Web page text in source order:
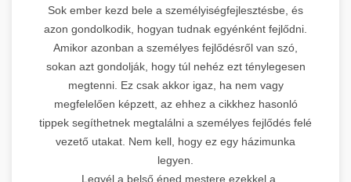
Sok ember kezd bele a személyiségfejlesztésbe, és
azon gondolkodik, hogyan tudnak egyénként fejlődni.
Amikor azonban a személyes fejlődésről van szó,
sokan azt gondolják, hogy túl nehéz ezt ténylegesen
megtenni. Ez csak akkor igaz, ha nem vagy
megfelelően képzett, az ehhez a cikkhez hasonló
tippek segíthetnek megtalálni a személyes fejlődés felé
vezető utakat. Nem kell, hogy ez egy házimunka
legyen.
Legyél a belső éned mestere ezekkel a